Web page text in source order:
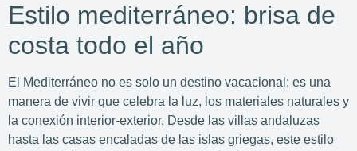
Estilo mediterráneo: brisa de
costa todo el año
El Mediterráneo no es solo un destino vacacional; es una
manera de vivir que celebra la luz, los materiales naturales y
la conexión interior-exterior. Desde las villas andaluzas
hasta las casas encaladas de las islas griegas, este estilo